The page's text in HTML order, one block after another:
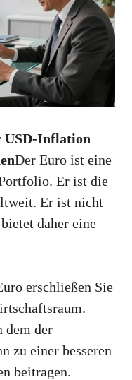
USD-Inflation
Der Euro ist eine
Er ist die
Er ist nicht
daher eine
erschließen Sie
dem der
zu einer besseren
beitragen.